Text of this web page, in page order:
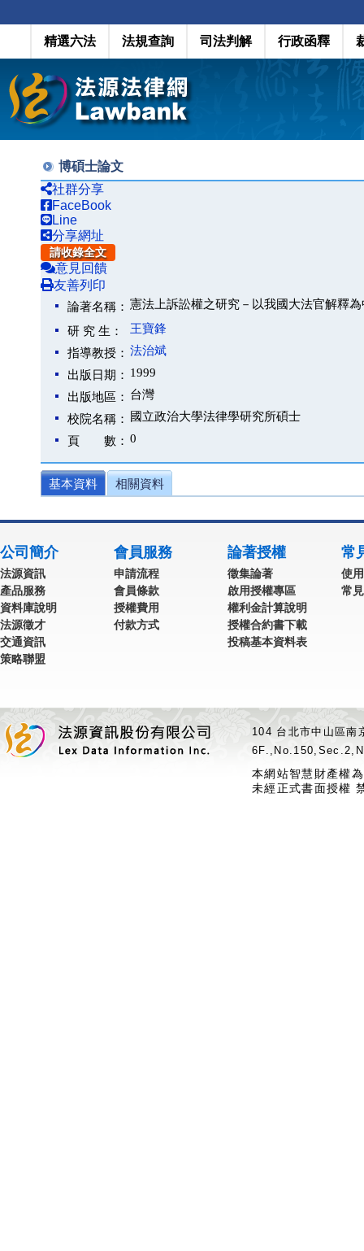
精選六法 法規查詢 司法判解 行政函釋
博碩士論文
社群分享
FaceBook
Line
分享網址
請收錄全文
意見回饋
友善列印
論著名稱： 憲法上訴訟權之研究－以我國大法官解釋為
研 究 生：
王寶鋒
指導教授： 法治斌
出版日期： 1999
出版地區： 台灣
校院名稱：
國立政治大學法律學研究所碩士
頁 數： 0
基本資料 相關資料
公司簡介
法源資訊
產品服務
資料庫說明
法源徵才
交通資訊
策略聯盟
會員服務
申請流程
會員條款
授權費用
付款方式
論著授權
徵集論著
啟用授權專區
權利金計算說明
授權合約書下載
投稿基本資料表
常
使
常
104 台北市中山區
本網站智慧財產權
未經正式書面授權